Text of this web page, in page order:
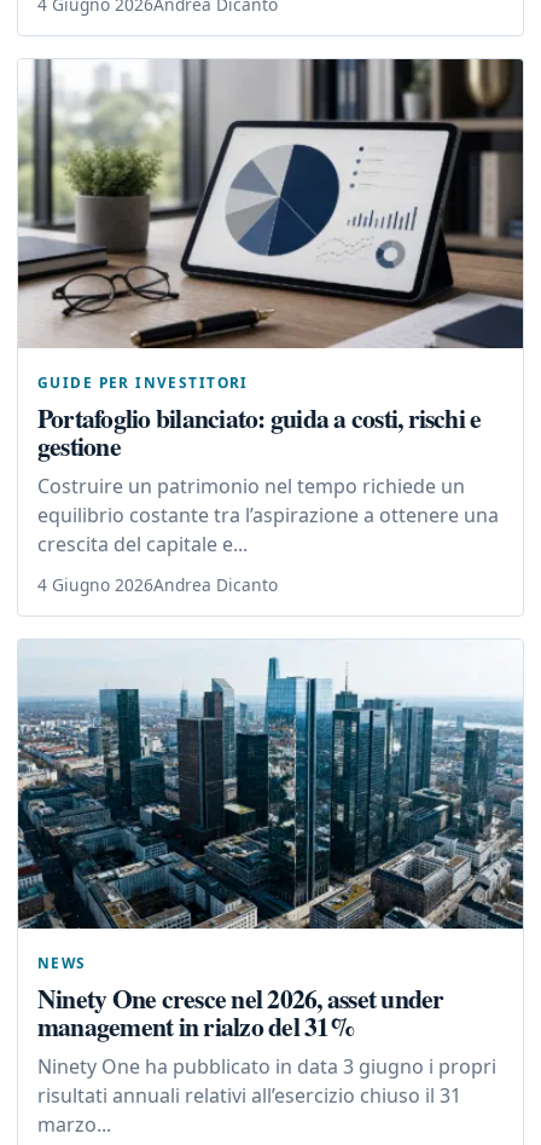
4 Giugno 2026Andrea Dicanto
GUIDE PER INVESTITORI
Portafoglio bilanciato: guida a costi, rischi e
gestione
Costruire un patrimonio nel tempo richiede un
equilibrio costante tra l’aspirazione a ottenere una
crescita del capitale e...
4 Giugno 2026Andrea Dicanto
NEWS
Ninety One cresce nel 2026, asset under
management in rialzo del 31%
Ninety One ha pubblicato in data 3 giugno i propri
risultati annuali relativi all’esercizio chiuso il 31
marzo...